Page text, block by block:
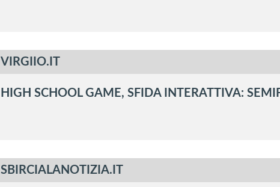
VIRGIIO.IT
HIGH SCHOOL GAME, SFIDA INTERATTIVA:
SBIRCIALANOTIZIA.IT